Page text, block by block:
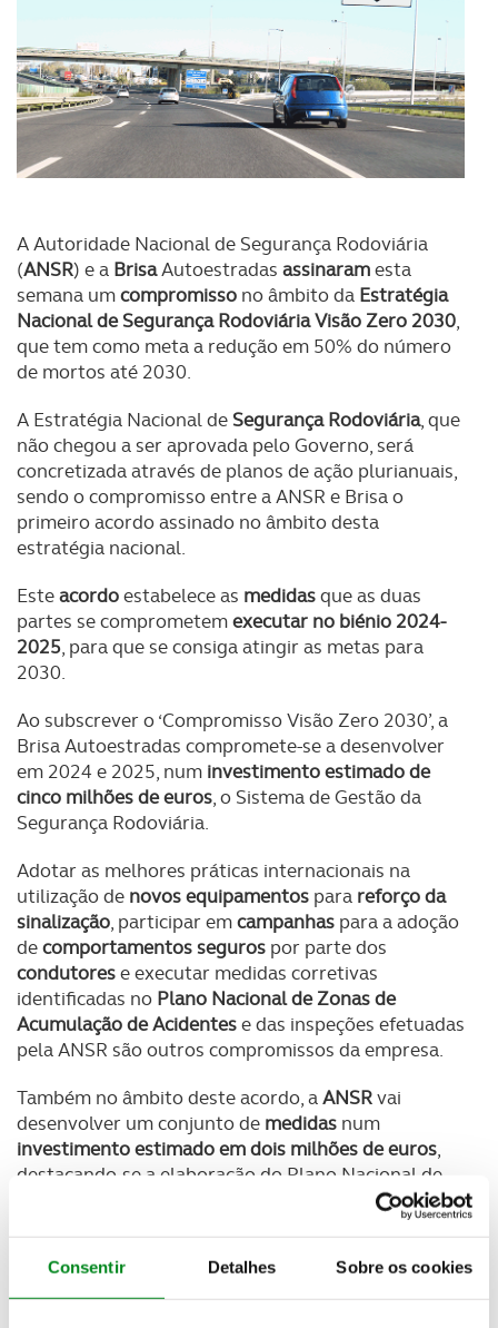
Consentir Detalhes Sobre os cookies
A Autoridade Nacional de Segurança Rodoviária
(ANSR) e a BrisaAutoestradas assinaramesta
semana umcompromisso no âmbito da Estratégia
Nacional de Segurança Rodoviária Visão Zero 2030,
que tem como meta a redução em 50% do número
de mortos até 2030.
A Estratégia Nacional de Segurança Rodoviária, que
não chegou a ser aprovada pelo Governo, será
concretizada através de planos de ação plurianuais,
sendo o compromisso entre a ANSR e Brisa o
primeiro acordo assinado no âmbito desta
estratégia nacional.
Esteacordoestabelece as medidasque as duas
partes se comprometemexecutar no biénio 2024-
2025, para que se consiga atingir as metas para
2030.
Ao subscrever o ‘Compromisso Visão Zero 2030’, a
Brisa Autoestradas compromete-se a desenvolver
em 2024 e 2025, num investimento estimado de
cinco milhões de euros, o Sistema de Gestão da
Segurança Rodoviária.
Adotar as melhores práticas internacionais na
utilização de novos equipamentos para reforço da
sinalização, participar emcampanhas para a adoção
decomportamentos seguros por parte dos
condutorese executar medidas corretivas
identificadas no Plano Nacional de Zonas de
Acumulação de Acidentese das inspeções efetuadas
pela ANSR são outros compromissos da empresa.
Também no âmbito deste acordo, aANSRvai
desenvolver um conjunto de medidas num
investimento estimado em dois milhões de euros,
destacando-se a elaboração do Plano Nacional de
Identificação de Zonas de Acumulação de Acidentes,
Inspeções de Segurança Rodoviária com emissão de
realização de
campanhas de informaçãoe de
sensibilização para a adoção de comportamentos